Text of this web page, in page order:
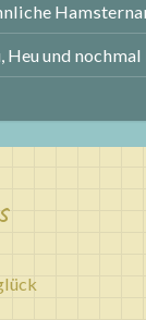
Heu und nochmal